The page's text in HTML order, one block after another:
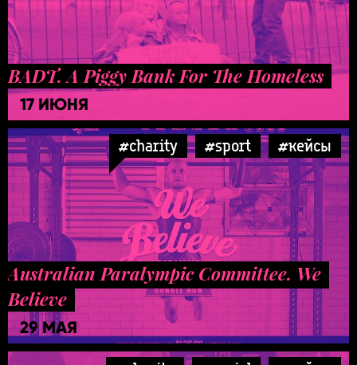
BADT. A Piggy Bank For The Homeless
17 ИЮНЯ
#charity #sport #кейсы
Australian Paralympic Committee. We
Believe
29 МАЯ